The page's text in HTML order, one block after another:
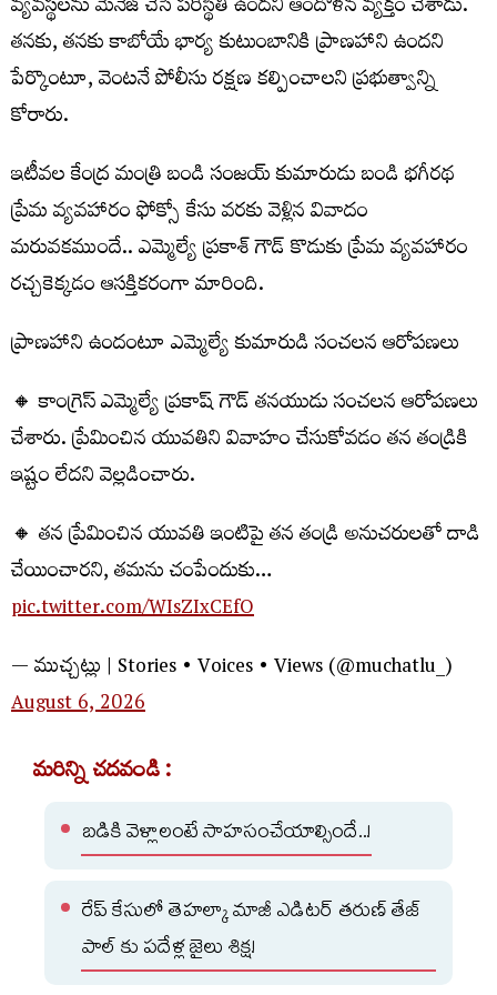
తనకు, తనకు కాబోయే భార్య కుటుంబానికి ప్రాణహాని ఉందని
పేర్కొంటూ, వెంటనే పోలీసు రక్షణ కల్పించాలని ప్రభుత్వాన్ని
కోరారు.
ఇటీవల కేంద్ర మంత్రి బండి సంజయ్ కుమారుడు బండి భగీరథ
ప్రేమ వ్యవహారం ఫోక్సో కేసు వరకు వెళ్లిన వివాదం
మరువకముందే.. ఎమ్మెల్యే ప్రకాశ్ గౌడ్ కొడుకు ప్రేమ వ్యవహారం
రచ్చకెక్కడం ఆసక్తికరంగా మారింది.
ప్రాణహాని ఉందంటూ ఎమ్మెల్యే కుమారుడి సంచలన ఆరోపణలు
🔸 కాంగ్రెస్ ఎమ్మెల్యే ప్రకాష్ గౌడ్ తనయుడు సంచలన ఆరోపణలు
చేశారు. ప్రేమించిన యువతిని వివాహం చేసుకోవడం తన తండ్రికి
ఇష్టం లేదని వెల్లడించారు.
🔸 తన ప్రేమించిన యువతి ఇంటిపై తన తండ్రి అనుచరులతో దాడి
చేయించారని, తమను చంపేందుకు…
pic.twitter.com/WIsZIxCEfO
— ముచ్చట్లు | Stories • Voices • Views (@muchatlu_)
August 6, 2026
మరిన్ని చదవండి :
బడికి వెళ్లాలంటే సాహసంచేయాల్సిందే..!
రేప్ కేసులో తెహల్కా మాజీ ఎడిటర్ తరుణ్ తేజ్
పాల్ కు పదేళ్ల జైలు శిక్ష!